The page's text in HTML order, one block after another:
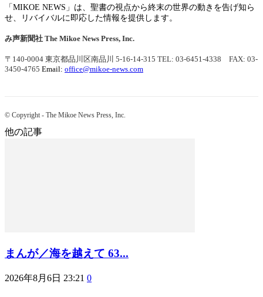
「MIKOE NEWS」は、聖書の視点から終末の世界の動きを告げ知ら
せ、リバイバルに即応した情報を提供します。
み声新聞社 The Mikoe News Press, Inc.
〒140-0004 東京都品川区南品川 5-16-14-315 TEL: 03-6451-4338 FAX: 03-
3450-4765 Email: office@mikoe-news.com
© Copyright - The Mikoe News Press, Inc.
他の記事
まんが／海を越えて 63...
2026年8月6日 23:21 0